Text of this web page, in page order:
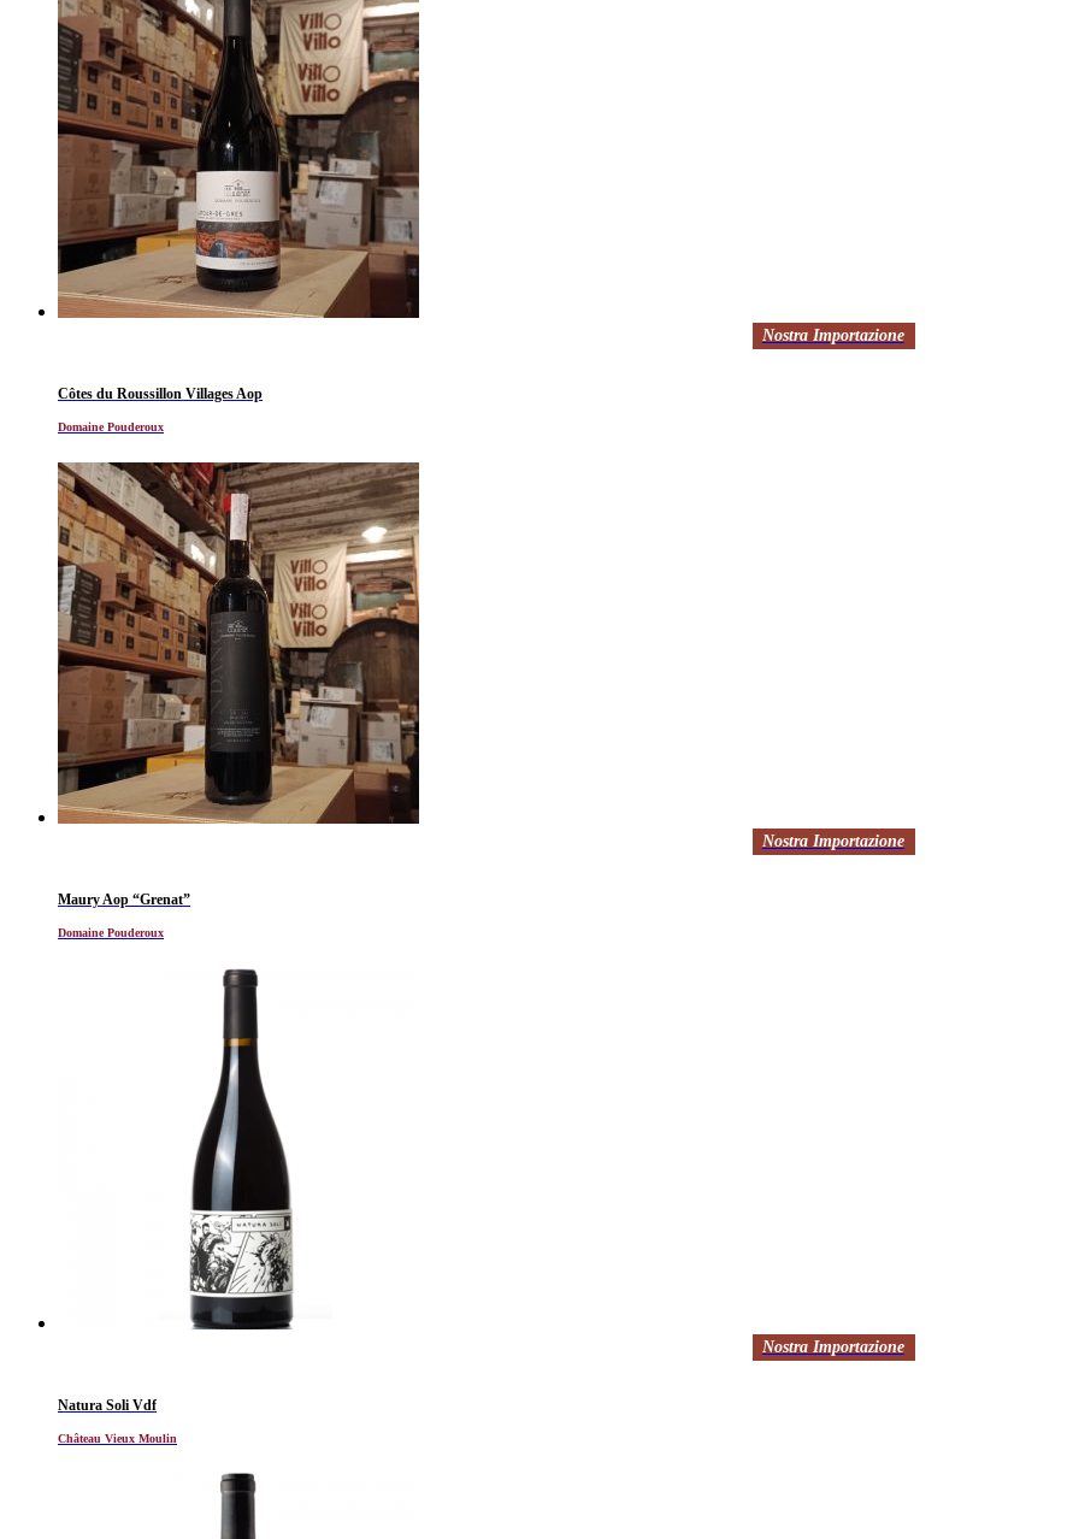
Nostra Importazione
Côtes du Roussillon Villages Aop
Domaine Pouderoux
Nostra Importazione
Maury Aop “Grenat”
Domaine Pouderoux
Nostra Importazione
Natura Soli Vdf
Château Vieux Moulin